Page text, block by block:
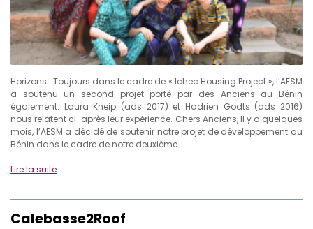
Horizons : Toujours dans le cadre de « Ichec Housing Project », l’AESM
a soutenu un second projet porté par des Anciens au Bénin
également. Laura Kneip (ads 2017) et Hadrien Godts (ads 2016)
nous relatent ci-après leur expérience. Chers Anciens, Il y a quelques
mois, l’AESM a décidé de soutenir notre projet de développement au
Bénin dans le cadre de notre deuxième
Lire la suite
Calebasse2Roof